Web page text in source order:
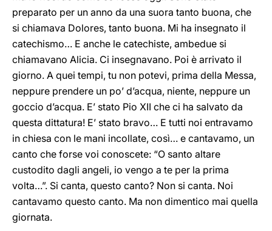
preparato per un anno da una suora tanto buona, che
si chiamava Dolores, tanto buona. Mi ha insegnato il
catechismo… E anche le catechiste, ambedue si
chiamavano Alicia. Ci insegnavano. Poi è arrivato il
giorno. A quei tempi, tu non potevi, prima della Messa,
neppure prendere un po’ d’acqua, niente, neppure un
goccio d’acqua. E’ stato Pio XII che ci ha salvato da
questa dittatura! E’ stato bravo… E tutti noi entravamo
in chiesa con le mani incollate, così… e cantavamo, un
canto che forse voi conoscete: “O santo altare
custodito dagli angeli, io vengo a te per la prima
volta…”. Si canta, questo canto? Non si canta. Noi
cantavamo questo canto. Ma non dimentico mai quella
giornata.